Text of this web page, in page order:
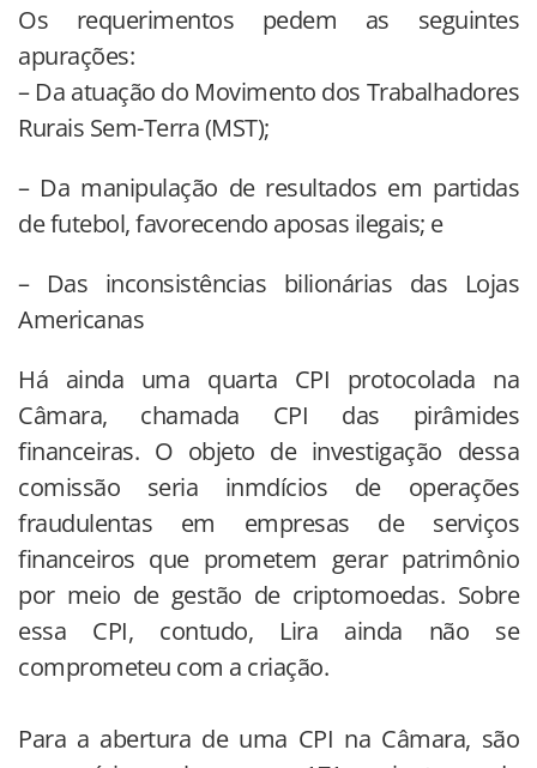
Os requerimentos pedem as seguintes
apurações:
– Da atuação do Movimento dos Trabalhadores
Rurais Sem-Terra (MST);
– Da manipulação de resultados em partidas
de futebol, favorecendo aposas ilegais; e
– Das inconsistências bilionárias das Lojas
Americanas
Há ainda uma quarta CPI protocolada na
Câmara, chamada CPI das pirâmides
financeiras. O objeto de investigação dessa
comissão seria inmdícios de operações
fraudulentas em empresas de serviços
financeiros que prometem gerar patrimônio
por meio de gestão de criptomoedas. Sobre
essa CPI, contudo, Lira ainda não se
comprometeu com a criação.
Para a abertura de uma CPI na Câmara, são